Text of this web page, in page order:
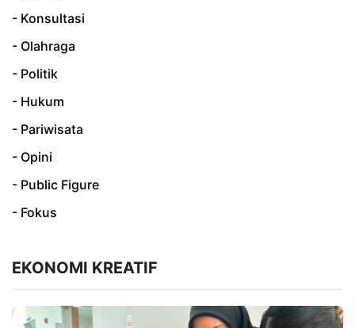
- Konsultasi
- Olahraga
- Politik
- Hukum
- Pariwisata
- Opini
- Public Figure
- Fokus
EKONOMI KREATIF